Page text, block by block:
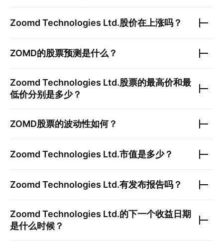
Zoomd Technologies Ltd.股价在上涨吗？
ZOMD的股票预测是什么？
Zoomd Technologies Ltd.股票的最高价和最
低价分别是多少？
ZOMD股票的波动性如何？
Zoomd Technologies Ltd.市值是多少？
Zoomd Technologies Ltd.有发布报告吗？
Zoomd Technologies Ltd.的下一个收益日期
是什么时候？